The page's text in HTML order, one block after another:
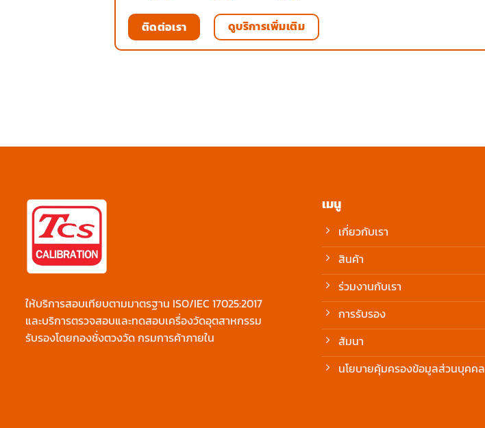
ติดต่อเรา ดูบริการเพิ่มเติม
ให้บริการสอบเทียบตามมาตรฐาน ISO/IEC 17025:2017
และบริการตรวจสอบและทดสอบเครื่องวัดอุตสาหกรรม
รับรองโดยกองชั่งตวงวัด กรมการค้าภายใน
เมนู
เกี่ยวกับเรา
สินค้า
ร่วมงานกับเรา
การรับรอง
สัมนา
นโยบายคุ้มครองข้อมูลส่วนบุคคล